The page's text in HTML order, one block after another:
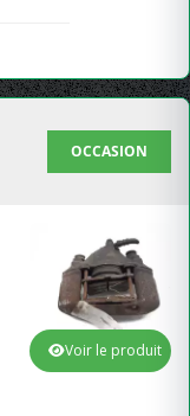
OCCASION
Voir le produit